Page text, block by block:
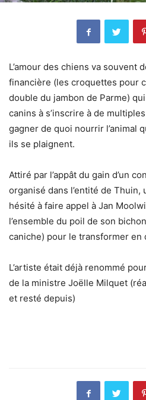
L’amour des chiens va souvent
financière (les croquettes pour
double du jambon de Parme)
canins à s’inscrire à de
gagner de quoi nourrir l’animal
ils se plaignent.
Attiré par l’appât du gain d’un
organisé dans l’entité de Thuin,
hésité à faire appel à Jan
l’ensemble du poil de son
caniche) pour le transformer en
L’artiste était déjà renommé
de la ministre Joëlle Milquet
et resté depuis)